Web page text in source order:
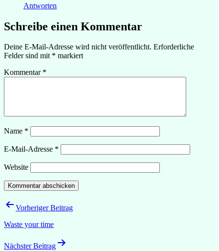
Antworten
Schreibe einen Kommentar
Deine E-Mail-Adresse wird nicht veröffentlicht. Erforderliche
Felder sind mit * markiert
Kommentar *
Name *
E-Mail-Adresse *
Website
Beitragsnavigation
Vorheriger Beitrag
Waste your time
Nächster Beitrag